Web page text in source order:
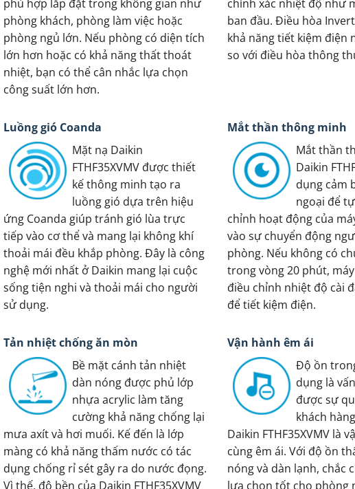
phù hợp lắp đặt trong không gian như
phòng khách, phòng làm việc hoặc
phòng ngủ lớn. Nếu phòng có diện tích
lớn hơn hoặc có khả năng thất thoát
nhiệt, bạn có thể cân nhắc lựa chọn
công suất lớn hơn.
chính xác nhiệt độ như
ban đầu. Điều hòa
khả năng tiết kiệm điện
so với điều hòa thông
Luồng gió Coanda
Mặt nạ Daikin
FTHF35XVMV được thiết
kế thông minh tạo ra
luồng gió dựa trên hiệu
ứng Coanda giúp tránh gió lùa trực
tiếp vào cơ thể và mang lại không khí
thoải mái đều khắp phòng. Đây là công
nghệ mới nhất ở Daikin mang lại cuộc
sống tiện nghi và thoải mái cho người
sử dụng.
Mắt thần thông minh
Mắt thần
Daikin
dụng cảm
ngoại để
chỉnh hoạt động của
vào sự chuyển động
phòng. Nếu không có
trong vòng 20 phút,
điều chỉnh nhiệt độ cài
để tiết kiệm điện.
Tản nhiệt chống ăn mòn
Bề mặt cánh tản nhiệt
dàn nóng được phủ lớp
nhựa acrylic làm tăng
cường khả năng chống lại
mưa axít và hơi muối. Kế đến là lớp
màng có khả năng thấm nước có tác
dụng chống rỉ sét gây ra do nước đọng.
Vì thế, độ bền của Daikin FTHF35XVMV
Vận hành êm ái
Độ ồn
dụng là
được sự
khách
Daikin FTHF35XVMV là
cùng êm ái. Với độ ồn
nóng và dàn lạnh, chắc
lựa chọn tốt cho phòng